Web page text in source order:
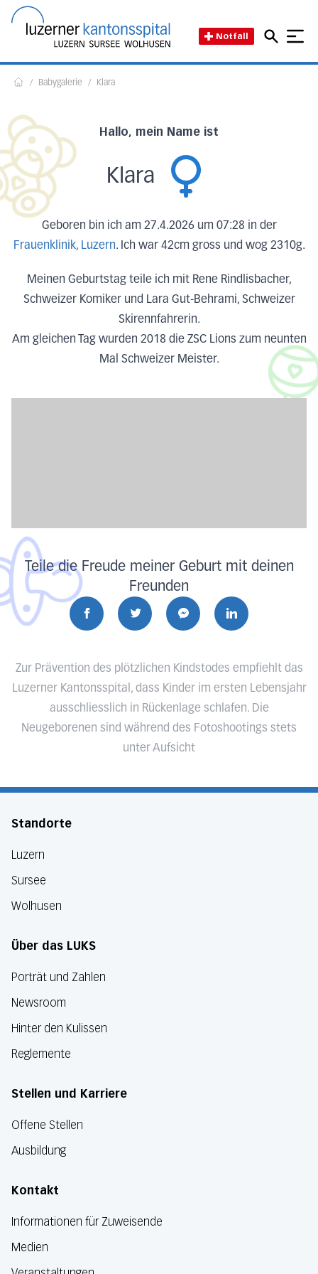
Notfall
/ Babygalerie / Klara
Hallo, mein Name ist
Klara
Geboren bin ich am 27.4.2026 um 07:28 in der
Frauenklinik, Luzern. Ich war 42cm gross und wog 2310g.
Meinen Geburtstag teile ich mit Rene Rindlisbacher,
Schweizer Komiker und Lara Gut-Behrami, Schweizer
Skirennfahrerin.
Am gleichen Tag wurden 2018 die ZSC Lions zum neunten
Mal Schweizer Meister.
Teile die Freude meiner Geburt mit deinen
Freunden
Zur Prävention des plötzlichen Kindstodes empfiehlt das
Luzerner Kantonsspital, dass Kinder im ersten Lebensjahr
ausschliesslich in Rückenlage schlafen. Die
Neugeborenen sind während des Fotoshootings stets
unter Aufsicht
Standorte
Luzern
Sursee
Wolhusen
Über das LUKS
Porträt und Zahlen
Newsroom
Hinter den Kulissen
Reglemente
Stellen und Karriere
Offene Stellen
Ausbildung
Kontakt
Informationen für Zuweisende
Medien